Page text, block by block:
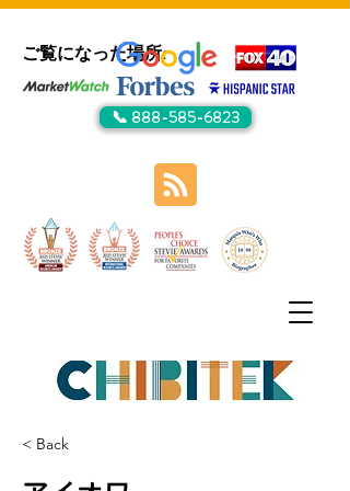
ご覧になった場所:
📞 888-585-6823
< Back